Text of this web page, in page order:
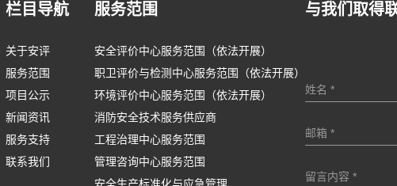
栏目导航
关于安评
服务范围
项目公示
新闻资讯
服务支持
联系我们
服务范围
安全评价中心服务范围（依法开展）
职卫评价与检测中心服务范围（依法开展）
环境评价中心服务范围（依法开展）
消防安全技术服务供应商
工程治理中心服务范围
管理咨询中心服务范围
与我们取得